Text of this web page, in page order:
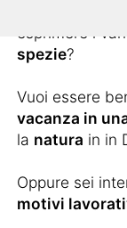
esprimere i
spezie?
Vuoi essere
vacanza in
la natura in in
Oppure sei
motivi